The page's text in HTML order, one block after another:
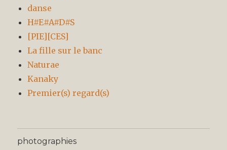
danse
H#E#A#D#S
[PIE][CES]
La fille sur le banc
Naturae
Kanaky
Premier(s) regard(s)
photographies